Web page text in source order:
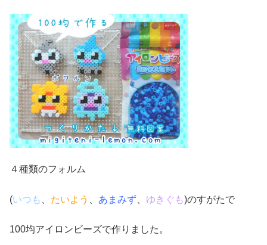
４種類のフォルム
(いつも たいよう あまみず ゆきぐも)のすがたで
100均アイロンビーズで作りました。